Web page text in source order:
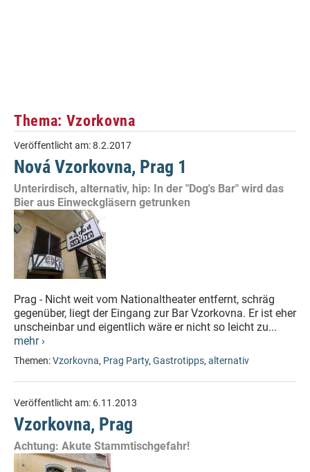
Thema: Vzorkovna
Veröffentlicht am:8.2.2017
Nová Vzorkovna, Prag 1
Unterirdisch, alternativ, hip: In der "Dog's Bar" wird das
Bier aus Einweckgläsern getrunken
Prag - Nicht weit vom Nationaltheater entfernt, schräg
gegenüber, liegt der Eingang zur Bar Vzorkovna. Er ist eher
unscheinbar und eigentlich wäre er nicht so leicht zu...
mehr ›
Themen:Vzorkovna, Prag Party, Gastrotipps, alternativ
Veröffentlicht am: 6.11.2013
Vzorkovna, Prag
Achtung: Akute Stammtischgefahr!